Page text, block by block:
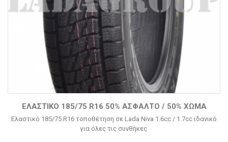
ΕΛΑΣΤΙΚΌ 185/75 R16 50% ΆΣΦΑΛΤΟ / 50% ΧΏΜΑ
Ελαστικό 185/75 R16 τοποθέτηση σε Lada Niva 1.6cc / 1.7cc ιδανικό
για όλες τις συνθήκες